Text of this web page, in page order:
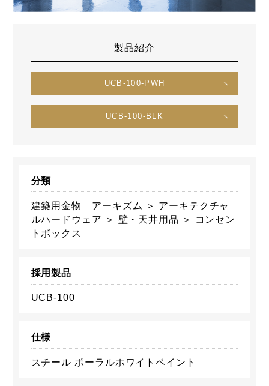
製品紹介
UCB-100-PWH
UCB-100-BLK
分類
建築用金物 アーキズム ＞ アーキテクチャ
ルハードウェア ＞ 壁・天井用品 ＞ コンセン
トボックス
採用製品
UCB-100
仕様
スチール ポーラルホワイトペイント